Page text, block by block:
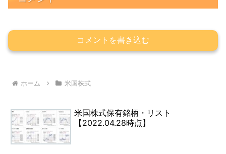
コメントを書き込む
ホーム 米国株式
米国株式保有銘柄・リスト
【2022.04.28時点】